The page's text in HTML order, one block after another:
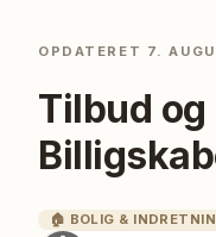
OPDATERET 7.
Tilbud
🏠 BOLIG &